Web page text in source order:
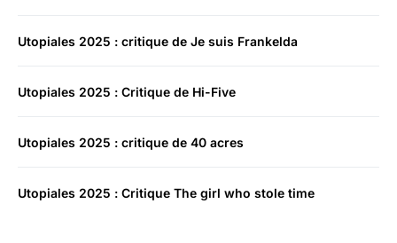
Utopiales 2025 : critique de Je suis Frankelda
Utopiales 2025 : Critique de Hi-Five
Utopiales 2025 : critique de 40 acres
Utopiales 2025 : Critique The girl who stole time